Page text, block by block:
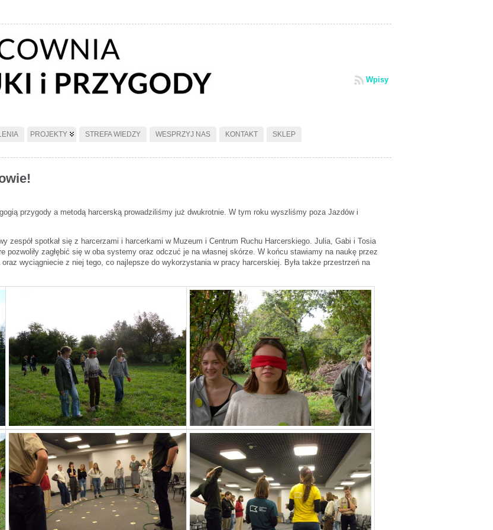
Wpisy
PROJEKTY STREFA WIEDZY WESPRZYJ NAS KONTAKT
SKLEP
przygody a metodą harcerską prowadziliśmy już dwukrotnie. W tym roku wyszliśmy poza Jazdów i
zespół spotkał się z harcerzami i harcerkami w Muzeum i Centrum Ruchu Harcerskiego. Julia, Gabi i Tosia
zagłębić się w oba systemy oraz odczuć je na własnej skórze. W końcu stawiamy na naukę przez
wyciągniecie z niej tego, co najlepsze do wykorzystania w pracy harcerskiej. Była także przestrzeń na